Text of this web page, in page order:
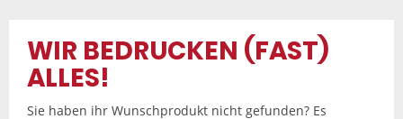
WIR BEDRUCKEN (FAST)
ALLES!
Sie haben ihr Wunschprodukt nicht gefunden? Es